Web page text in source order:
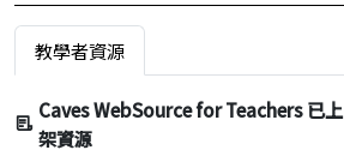
教學者資源
Caves WebSource for Teachers 已上
架資源